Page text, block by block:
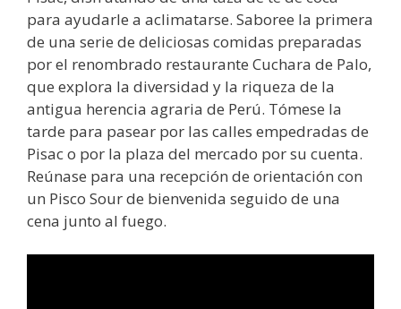
para ayudarle a aclimatarse. Saboree la primera
de una serie de deliciosas comidas preparadas
por el renombrado restaurante Cuchara de Palo,
que explora la diversidad y la riqueza de la
antigua herencia agraria de Perú. Tómese la
tarde para pasear por las calles empedradas de
Pisac o por la plaza del mercado por su cuenta.
Reúnase para una recepción de orientación con
un Pisco Sour de bienvenida seguido de una
cena junto al fuego.